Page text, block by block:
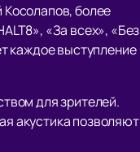
более
«За всех», «Без
каждое выступление
для зрителей.
акустика позволяют